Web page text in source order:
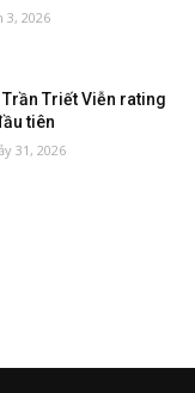
3, 2026
Trần Triết Viễn rating
tiên
31, 2026